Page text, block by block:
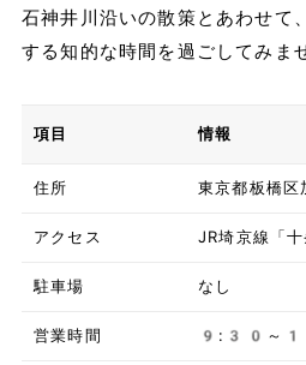
石神井川沿いの散策とあわせて
する知的な時間を過ごしてみま
項目 情報
住所 東京都板
アクセス JR埼京線「
駐車場 なし
営業時間 9:30～